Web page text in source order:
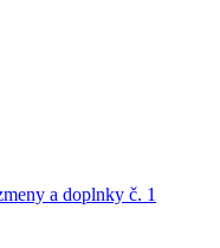
a doplnky č. 1